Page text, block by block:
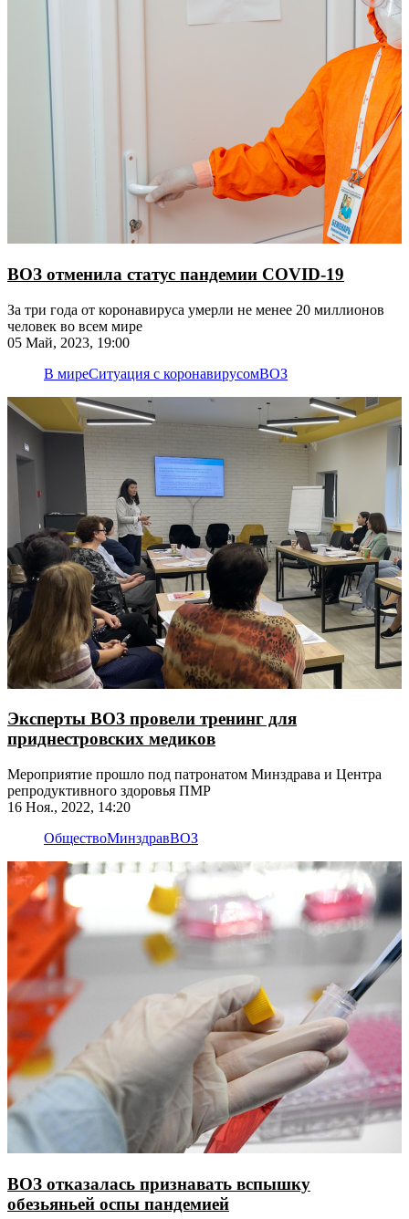
ВОЗ отменила статус пандемии COVID-19
​​​​​​​За три года от коронавируса умерли не менее 20 миллионов
человек во всем мире
05 Май, 2023, 19:00
В миреСитуация с коронавирусомВОЗ
Эксперты ВОЗ провели тренинг для
приднестровских медиков
Мероприятие прошло под патронатом Минздрава и Центра
репродуктивного здоровья ПМР
16 Ноя., 2022, 14:20
ОбществоМинздравВОЗ
ВОЗ отказалась признавать вспышку
обезьяньей оспы пандемией